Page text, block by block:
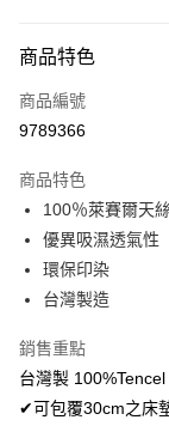
信用卡一次付款
超商取貨付款
Apple Pay
悠遊付
Google Pay
AFTEE先享後付
相關說明
AFTEE先享後付是「
ATM付款
商品特色
商品編號
9789366
商品特色
100％萊賽爾天絲
優異吸濕透氣性
環保印染
台灣製造
銷售重點
台灣製
✔可包覆30cm之床